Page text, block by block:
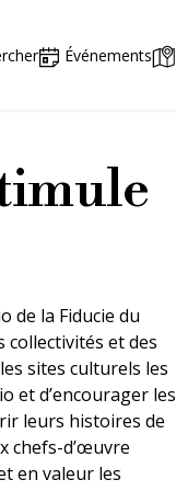
Événements
de la Fiducie du
et des
sites culturels les
et d’encourager les
leurs histoires de
chefs-d’œuvre
en valeur les